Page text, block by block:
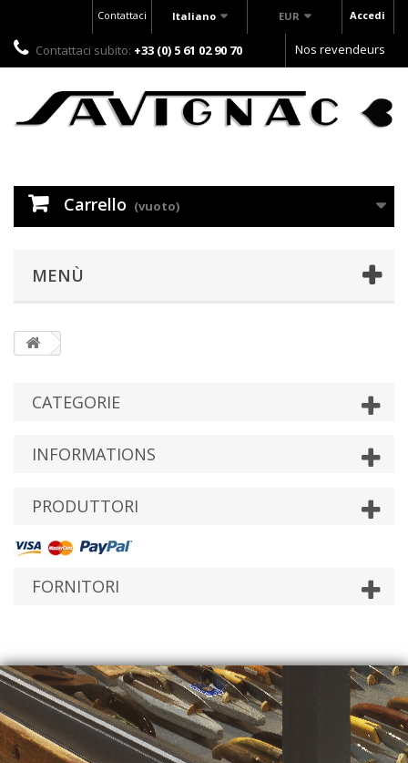
Accedi
EUR
Italiano
Contattaci
Contattaci subito: +33 (0) 5 61 02 90 70 Nos revendeurs
Carrello (vuoto)
MENÙ
CATEGORIE
INFORMATIONS
PRODUTTORI
FORNITORI